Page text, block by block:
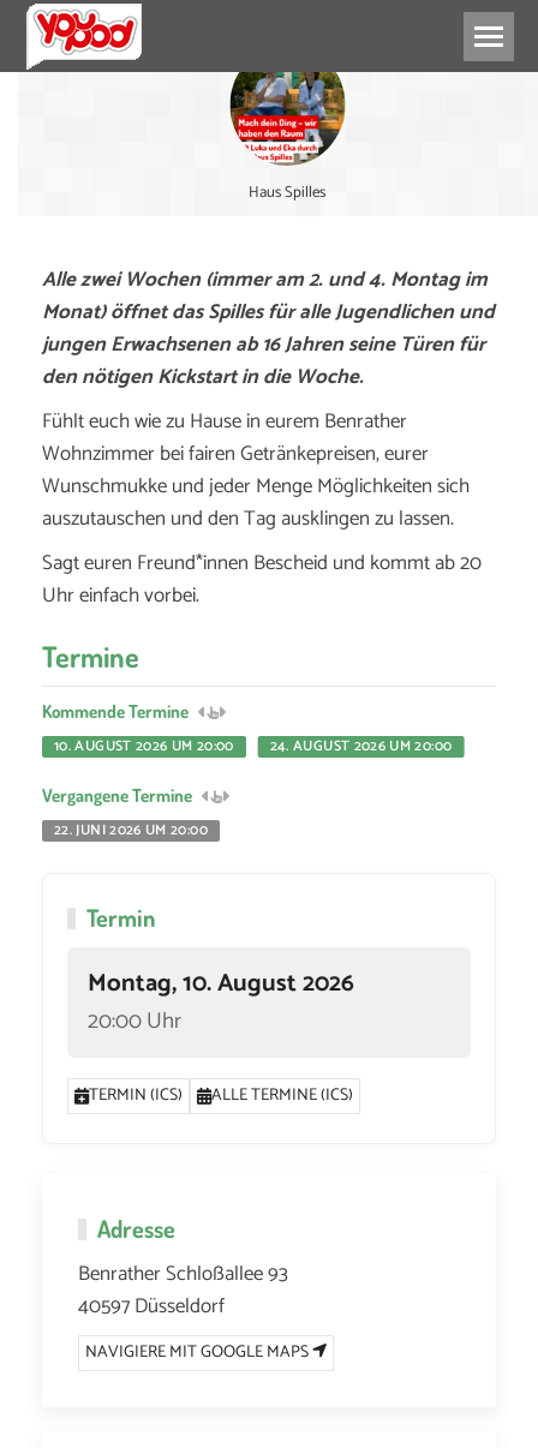
Haus Spilles
Alle zwei Wochen (immer am 2. und 4. Montag im
Monat) öffnet das Spilles für alle Jugendlichen und
jungen Erwachsenen ab 16 Jahren seine Türen für
den nötigen Kickstart in die Woche.
Fühlt euch wie zu Hause in eurem Benrather
Wohnzimmer bei fairen Getränkepreisen, eurer
Wunschmukke und jeder Menge Möglichkeiten sich
auszutauschen und den Tag ausklingen zu lassen.
Sagt euren Freund*innen Bescheid und kommt ab 20
Uhr einfach vorbei.
Termine
Kommende Termine
10. AUGUST 2026 UM 20:00
24. AUGUST 2026 UM 20:00
Vergangene Termine
22. JUNI 2026 UM 20:00
Termin
Montag, 10. August 2026
20:00 Uhr
TERMIN (ICS) ALLE TERMINE (ICS)
Adresse
Benrather Schloßallee 93
40597 Düsseldorf
NAVIGIERE MIT GOOGLE MAPS